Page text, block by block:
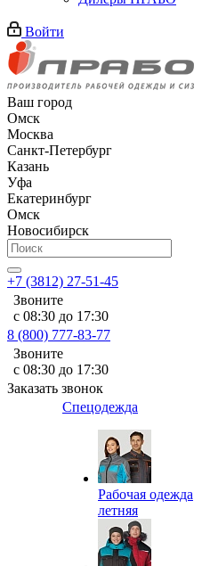
Войти
Ваш город
Омск
Москва
Санкт-Петербург
Казань
Уфа
Екатеринбург
Омск
Новосибирск
+7 (3812) 27-51-45
Звоните
с 08:30 до 17:30
8 (800) 777-83-77
Звоните
с 08:30 до 17:30
Заказать звонок
Спецодежда
Рабочая одежда
летняя